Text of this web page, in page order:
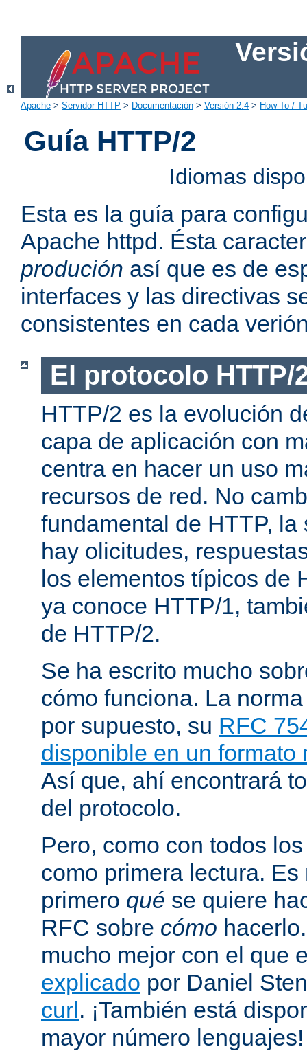
Apache > Servidor HTTP > Documentación > Versión 2.4 > How-To /
Guía HTTP/2
Idiomas
Esta es la guía para
Apache httpd. Ésta
produción así que es de
interfaces y las directivas
consistentes en cada
El protocolo HTTP/
HTTP/2 es la evolución
capa de aplicación con
centra en hacer un uso
recursos de red. No
fundamental de HTTP, la
hay olicitudes,
los elementos típicos de
ya conoce HTTP/1,
de HTTP/2.
Se ha escrito mucho
cómo funciona. La
por supuesto, su RFC
disponible en un formato
Así que, ahí encontrará
del protocolo.
Pero, como con todos
como primera lectura.
primero qué se quiere
RFC sobre cómo
mucho mejor con el que
explicado por Daniel
curl. ¡También está
mayor número lenguajes!